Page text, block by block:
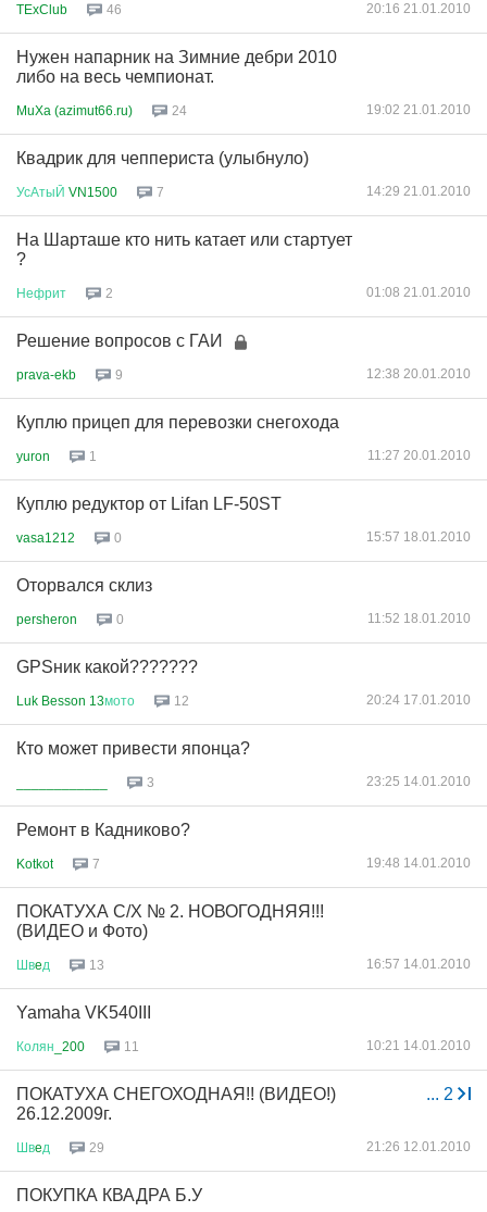
TExClub 46 20:16 21.01.2010
Нужен напарник на Зимние дебри 2010
либо на весь чемпионат.
MuXa (azimut66.ru) 24 19:02 21.01.2010
Квадрик для чеппериста (улыбнуло)
УсАтыЙ VN1500 7 14:29 21.01.2010
На Шарташе кто нить катает или стартует
?
Нефрит 2 01:08 21.01.2010
Решение вопросов с ГАИ
prava-ekb 9 12:38 20.01.2010
Куплю прицеп для перевозки снегохода
yuron 1 11:27 20.01.2010
Куплю редуктор от Lifan LF-50ST
vasa1212 0 15:57 18.01.2010
Оторвался склиз
persheron 0 11:52 18.01.2010
GPSник какой???????
Luk Besson 13мото 12 20:24 17.01.2010
Кто может привести японца?
3 23:25 14.01.2010
Ремонт в Кадниково?
Kotkot 7 19:48 14.01.2010
ПОКАТУХА С/Х № 2. НОВОГОДНЯЯ!!!
(ВИДЕО и Фото)
Швeд 13 16:57 14.01.2010
Yamaha VK540III
Колян _200 11 10:21 14.01.2010
... 2
ПОКАТУХА СНЕГОХОДНАЯ!! (ВИДЕО!)
26.12.2009г.
Швeд 29 21:26 12.01.2010
ПОКУПКА КВАДРА Б.У